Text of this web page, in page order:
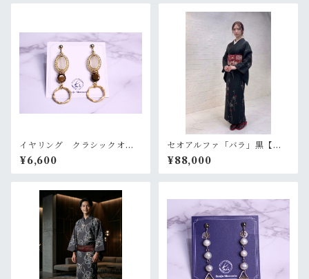
イヤリング クラシックオー
バル【美和香】
¥6,600
セオアルファ「バラ」黒【単
衣 浴衣 プレタ 仕立て上
がり】
¥88,000